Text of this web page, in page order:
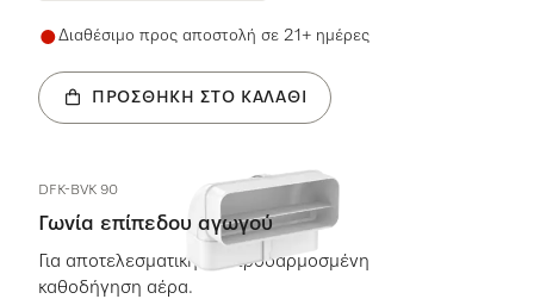
Διαθέσιμο προς αποστολή σε 21+ ημέρες
ΠΡΟΣΘΉΚΗ ΣΤΟ ΚΑΛΆΘΙ
DFK-BVK 90
Γωνία επίπεδου αγωγού
Για αποτελεσματική και προσαρμοσμένη
καθοδήγηση αέρα.